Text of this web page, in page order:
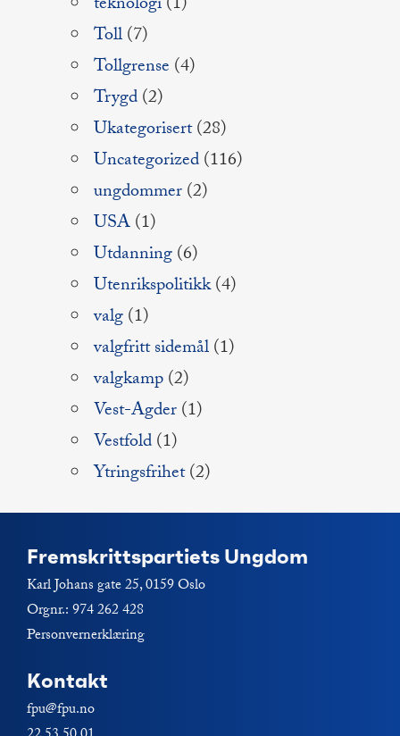
Toll(7)
Tollgrense (4)
Trygd(2)
Ukategorisert(28)
Uncategorized(116)
ungdommer(2)
USA(1)
Utdanning(6)
Utenrikspolitikk(4)
valg(1)
valgfritt sidemål(1)
valgkamp(2)
Vest-Agder(1)
Vestfold(1)
Ytringsfrihet(2)
Fremskrittspartiets Ungdom
Karl Johans gate 25, 0159 Oslo
Orgnr.: 974 262 428
Personvernerklæring
Kontakt
fpu@fpu.no